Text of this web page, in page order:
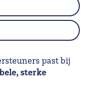
past bij
sterke